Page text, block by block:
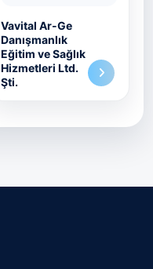
Vavital Ar-Ge
Danışmanlık
Eğitim ve Sağlık
Hizmetleri Ltd.
Şti.